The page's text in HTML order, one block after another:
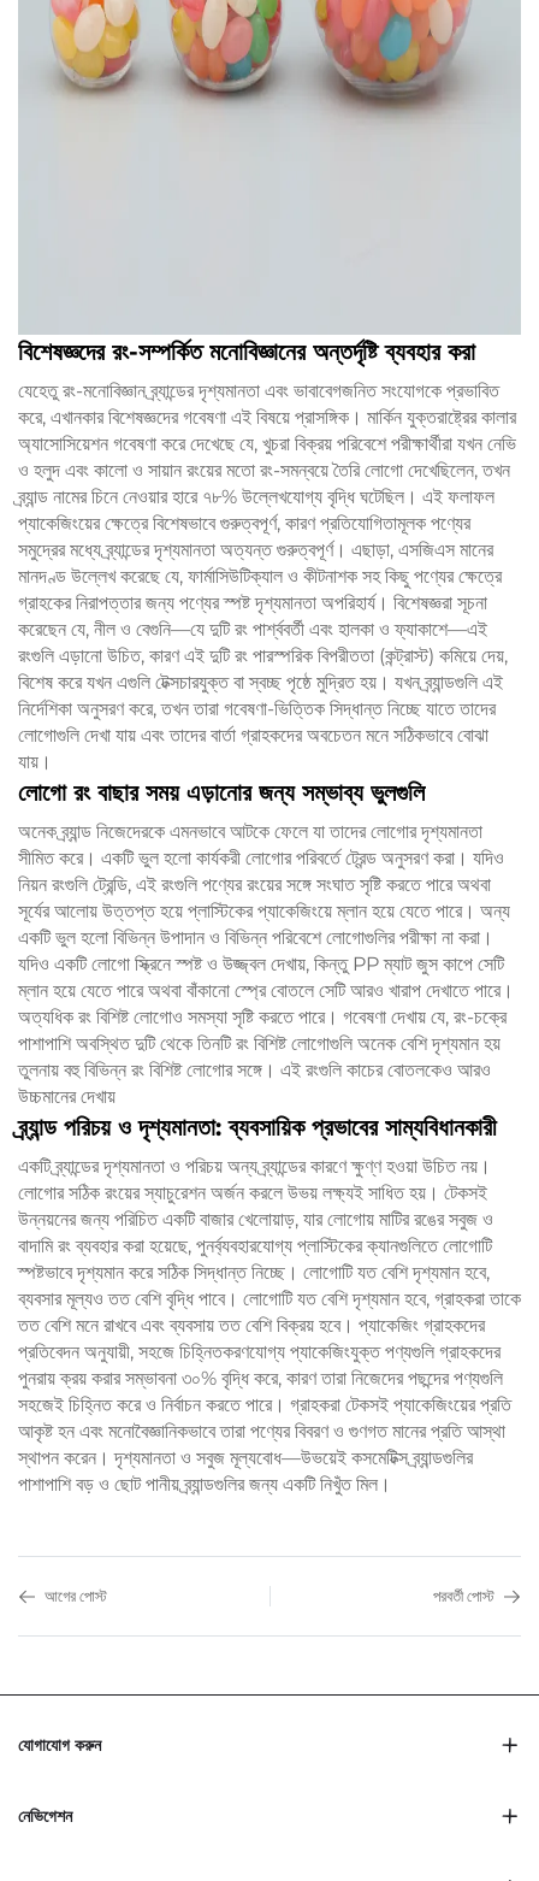
বিশেষজ্ঞদের রং-সম্পর্কিত মনোবিজ্ঞানের অন্তর্দৃষ্টি ব্যবহার করা
যেহেতু রং-মনোবিজ্ঞান ব্র্যান্ডের দৃশ্যমানতা এবং ভাবাবেগজনিত সংযোগকে প্রভাবিত
করে, এখানকার বিশেষজ্ঞদের গবেষণা এই বিষয়ে প্রাসঙ্গিক। মার্কিন যুক্তরাষ্ট্রের কালার
অ্যাসোসিয়েশন গবেষণা করে দেখেছে যে, খুচরা বিক্রয় পরিবেশে পরীক্ষার্থীরা যখন নেভি
ও হলুদ এবং কালো ও সায়ান রংয়ের মতো রং-সমন্বয়ে তৈরি লোগো দেখেছিলেন, তখন
ব্র্যান্ড নামের চিনে নেওয়ার হারে ৭৮% উল্লেখযোগ্য বৃদ্ধি ঘটেছিল। এই ফলাফল
প্যাকেজিংয়ের ক্ষেত্রে বিশেষভাবে গুরুত্বপূর্ণ, কারণ প্রতিযোগিতামূলক পণ্যের
সমুদ্রের মধ্যে ব্র্যান্ডের দৃশ্যমানতা অত্যন্ত গুরুত্বপূর্ণ। এছাড়া, এসজিএস মানের
মানদণ্ড উল্লেখ করেছে যে, ফার্মাসিউটিক্যাল ও কীটনাশক সহ কিছু পণ্যের ক্ষেত্রে
গ্রাহকের নিরাপত্তার জন্য পণ্যের স্পষ্ট দৃশ্যমানতা অপরিহার্য। বিশেষজ্ঞরা সূচনা
করেছেন যে, নীল ও বেগুনি—যে দুটি রং পার্শ্ববর্তী এবং হালকা ও ফ্যাকাশে—এই
রংগুলি এড়ানো উচিত, কারণ এই দুটি রং পারস্পরিক বিপরীততা (কন্ট্রাস্ট) কমিয়ে দেয়,
বিশেষ করে যখন এগুলি টেক্সচারযুক্ত বা স্বচ্ছ পৃষ্ঠে মুদ্রিত হয়। যখন ব্র্যান্ডগুলি এই
নির্দেশিকা অনুসরণ করে, তখন তারা গবেষণা-ভিত্তিক সিদ্ধান্ত নিচ্ছে যাতে তাদের
লোগোগুলি দেখা যায় এবং তাদের বার্তা গ্রাহকদের অবচেতন মনে সঠিকভাবে বোঝা
যায়।
লোগো রং বাছার সময় এড়ানোর জন্য সম্ভাব্য ভুলগুলি
অনেক ব্র্যান্ড নিজেদেরকে এমনভাবে আটকে ফেলে যা তাদের লোগোর দৃশ্যমানতা
সীমিত করে। একটি ভুল হলো কার্যকরী লোগোর পরিবর্তে ট্রেন্ড অনুসরণ করা। যদিও
নিয়ন রংগুলি ট্রেন্ডি, এই রংগুলি পণ্যের রংয়ের সঙ্গে সংঘাত সৃষ্টি করতে পারে অথবা
সূর্যের আলোয় উত্তপ্ত হয়ে প্লাস্টিকের প্যাকেজিংয়ে ম্লান হয়ে যেতে পারে। অন্য
একটি ভুল হলো বিভিন্ন উপাদান ও বিভিন্ন পরিবেশে লোগোগুলির পরীক্ষা না করা।
যদিও একটি লোগো স্ক্রিনে স্পষ্ট ও উজ্জ্বল দেখায়, কিন্তু PP ম্যাট জুস কাপে সেটি
ম্লান হয়ে যেতে পারে অথবা বাঁকানো স্প্রে বোতলে সেটি আরও খারাপ দেখাতে পারে।
অত্যধিক রং বিশিষ্ট লোগোও সমস্যা সৃষ্টি করতে পারে। গবেষণা দেখায় যে, রং-চক্রে
পাশাপাশি অবস্থিত দুটি থেকে তিনটি রং বিশিষ্ট লোগোগুলি অনেক বেশি দৃশ্যমান হয়
তুলনায় বহু বিভিন্ন রং বিশিষ্ট লোগোর সঙ্গে। এই রংগুলি কাচের বোতলকেও আরও
উচ্চমানের দেখায়
ব্র্যান্ড পরিচয় ও দৃশ্যমানতা: ব্যবসায়িক প্রভাবের সাম্যবিধানকারী
একটি ব্র্যান্ডের দৃশ্যমানতা ও পরিচয় অন্য ব্র্যান্ডের কারণে ক্ষুণ্ণ হওয়া উচিত নয়।
লোগোর সঠিক রংয়ের স্যাচুরেশন অর্জন করলে উভয় লক্ষ্যই সাধিত হয়। টেকসই
উন্নয়নের জন্য পরিচিত একটি বাজার খেলোয়াড়, যার লোগোয় মাটির রঙের সবুজ ও
বাদামি রং ব্যবহার করা হয়েছে, পুনর্ব্যবহারযোগ্য প্লাস্টিকের ক্যানগুলিতে লোগোটি
স্পষ্টভাবে দৃশ্যমান করে সঠিক সিদ্ধান্ত নিচ্ছে। লোগোটি যত বেশি দৃশ্যমান হবে,
ব্যবসার মূল্যও তত বেশি বৃদ্ধি পাবে। লোগোটি যত বেশি দৃশ্যমান হবে, গ্রাহকরা তাকে
তত বেশি মনে রাখবে এবং ব্যবসায় তত বেশি বিক্রয় হবে। প্যাকেজিং গ্রাহকদের
প্রতিবেদন অনুযায়ী, সহজে চিহ্নিতকরণযোগ্য প্যাকেজিংযুক্ত পণ্যগুলি গ্রাহকদের
পুনরায় ক্রয় করার সম্ভাবনা ৩০% বৃদ্ধি করে, কারণ তারা নিজেদের পছন্দের পণ্যগুলি
সহজেই চিহ্নিত করে ও নির্বাচন করতে পারে। গ্রাহকরা টেকসই প্যাকেজিংয়ের প্রতি
আকৃষ্ট হন এবং মনোবৈজ্ঞানিকভাবে তারা পণ্যের বিবরণ ও গুণগত মানের প্রতি আস্থা
স্থাপন করেন। দৃশ্যমানতা ও সবুজ মূল্যবোধ—উভয়েই কসমেটিক্স ব্র্যান্ডগুলির
পাশাপাশি বড় ও ছোট পানীয় ব্র্যান্ডগুলির জন্য একটি নিখুঁত মিল।
আগের পোস্ট পরবর্তী পোস্ট
যোগাযোগ করুন
নেভিগেশন